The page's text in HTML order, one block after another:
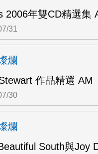
2006年雙CD精選集
31
爛
作品精選 AM
30
爛
South與Joy